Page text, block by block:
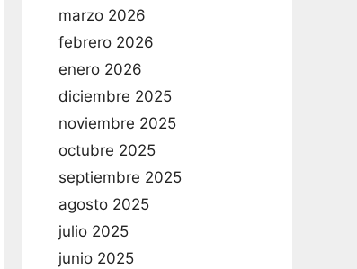
marzo 2026
febrero 2026
enero 2026
diciembre 2025
noviembre 2025
octubre 2025
septiembre 2025
agosto 2025
julio 2025
junio 2025